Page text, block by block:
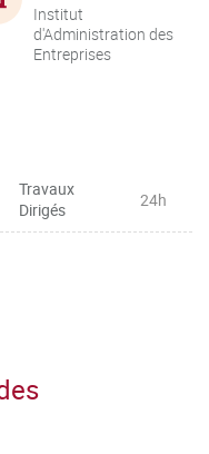
Institut
d'Administration des
Entreprises
Travaux
Dirigés
24h